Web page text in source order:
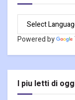
Powered by
I piu letti di